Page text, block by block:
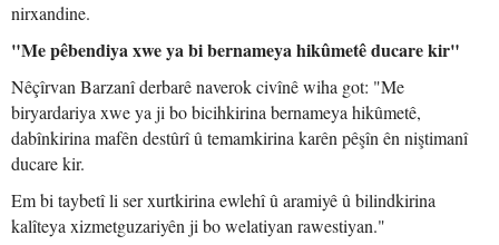
nirxandine.
"Me pêbendiya xwe ya bi bernameya hikûmetê ducare kir"
Nêçîrvan Barzanî derbarê naverok civînê wiha got: "Me
biryardariya xwe ya ji bo bicihkirina bernameya hikûmetê,
dabînkirina mafên destûrî û temamkirina karên pêşîn ên niştimanî
ducare kir.
Em bi taybetî li ser xurtkirina ewlehî û aramiyê û bilindkirina
kalîteya xizmetguzariyên ji bo welatiyan rawestiyan."